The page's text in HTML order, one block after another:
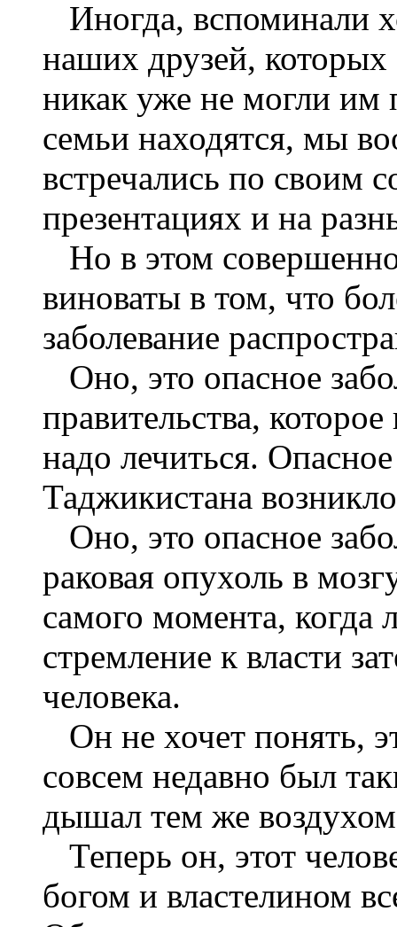
Иногда, вспоминали
наших друзей,
никак уже не могли им
семьи находятся, мы
встречались по своим
презентациях и на
Но в этом
виноваты в том, что
заболевание
Оно, это опасное
правительства,
надо лечиться.
Таджикистана
Оно, это опасное
раковая опухоль в
самого момента, когда
стремление к власти
человека.
Он не хочет понять,
совсем недавно был
дышал тем же
Теперь он, этот
богом и властелином